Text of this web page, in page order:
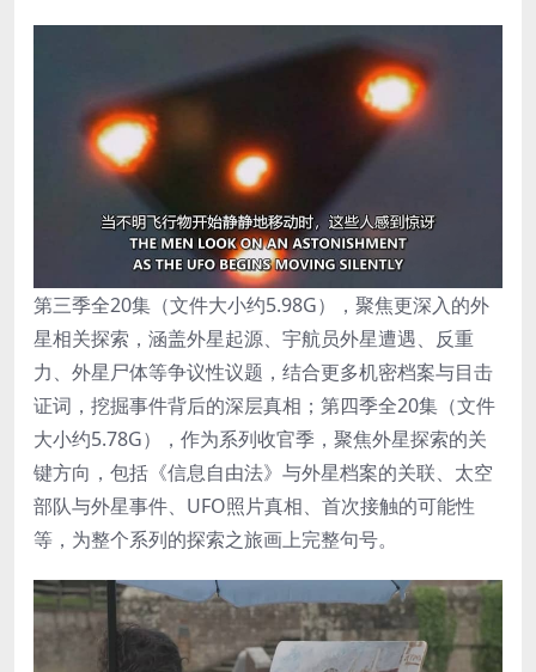
第三季全20集（文件大小约5.98G），聚焦更深入的外
星相关探索，涵盖外星起源、宇航员外星遭遇、反重
力、外星尸体等争议性议题，结合更多机密档案与目击
证词，挖掘事件背后的深层真相；第四季全20集（文件
大小约5.78G），作为系列收官季，聚焦外星探索的关
键方向，包括《信息自由法》与外星档案的关联、太空
部队与外星事件、UFO照片真相、首次接触的可能性
等，为整个系列的探索之旅画上完整句号。